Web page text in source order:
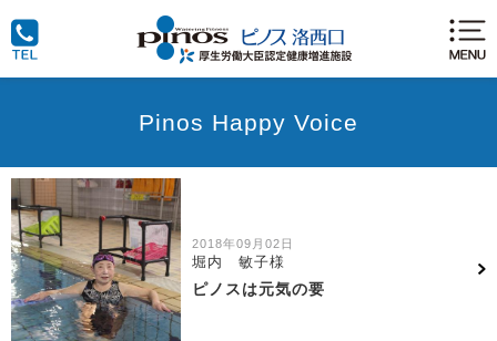
Pinos Happy Voice
2018年09月02日
堀内 敏子様
ピノスは元気の要